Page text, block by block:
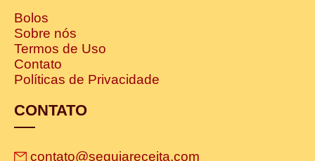
Bolos
Sobre nós
Termos de Uso
Contato
Políticas de Privacidade
CONTATO
contato@seguiareceita.com